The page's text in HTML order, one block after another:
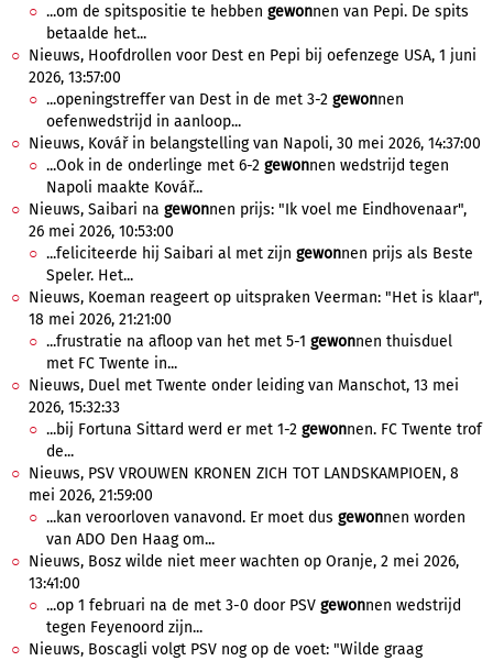
...om de spitspositie te hebben gewonnen van Pepi. De spits
betaalde het...
Nieuws, Hoofdrollen voor Dest en Pepi bij oefenzege USA, 1 juni
2026, 13:57:00
...openingstreffer van Dest in de met 3-2 gewonnen
oefenwedstrijd in aanloop...
Nieuws, Kovář in belangstelling van Napoli, 30 mei 2026, 14:37:00
...Ook in de onderlinge met 6-2 gewonnen wedstrijd tegen
Napoli maakte Kovář...
Nieuws, Saibari na gewonnen prijs: "Ik voel me Eindhovenaar",
26 mei 2026, 10:53:00
...feliciteerde hij Saibari al met zijn gewonnen prijs als Beste
Speler. Het...
Nieuws, Koeman reageert op uitspraken Veerman: "Het is klaar",
18 mei 2026, 21:21:00
...frustratie na afloop van het met 5-1 gewonnen thuisduel
met FC Twente in...
Nieuws, Duel met Twente onder leiding van Manschot, 13 mei
2026, 15:32:33
...bij Fortuna Sittard werd er met 1-2 gewonnen. FC Twente trof
de...
Nieuws, PSV VROUWEN KRONEN ZICH TOT LANDSKAMPIOEN, 8
mei 2026, 21:59:00
...kan veroorloven vanavond. Er moet dus gewonnen worden
van ADO Den Haag om...
Nieuws, Bosz wilde niet meer wachten op Oranje, 2 mei 2026,
13:41:00
...op 1 februari na de met 3-0 door PSV gewonnen wedstrijd
tegen Feyenoord zijn...
Nieuws, Boscagli volgt PSV nog op de voet: "Wilde graag